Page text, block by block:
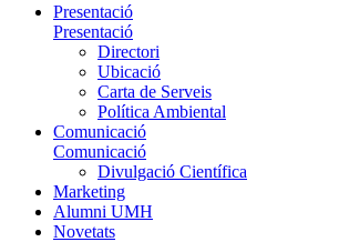
Presentació
Presentació
Directori
Ubicació
Carta de Serveis
Política Ambiental
Comunicació
Comunicació
Divulgació Científica
Marketing
Alumni UMH
Novetats